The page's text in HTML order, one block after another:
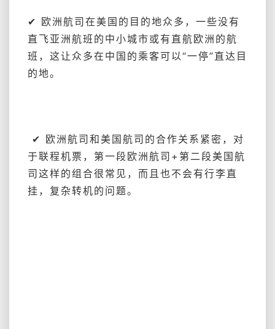
✔ 欧洲航司在美国的目的地众多，一些没有
直飞亚洲航班的中小城市或有直航欧洲的航
班，这让众多在中国的乘客可以“一停”直达目
的地。
✔ 欧洲航司和美国航司的合作关系紧密，对
于联程机票，第一段欧洲航司+第二段美国航
司这样的组合很常见，而且也不会有行李直
挂，复杂转机的问题。